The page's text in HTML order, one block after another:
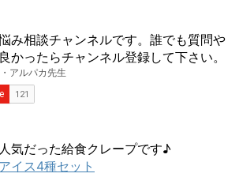
み相談チャンネルです。誰でも質問や
かったらチャンネル登録して下さい。
気だった給食クレープです♪
イス4種セット